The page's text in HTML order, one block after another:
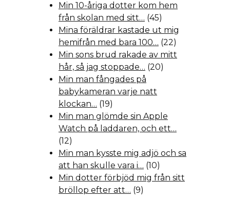
Min 10-åriga dotter kom hem
från skolan med sitt… (45)
Mina föräldrar kastade ut mig
hemifrån med bara 100… (22)
Min sons brud rakade av mitt
hår, så jag stoppade… (20)
Min man fångades på
babykameran varje natt
klockan… (19)
Min man glömde sin Apple
Watch på laddaren, och ett…
(12)
Min man kysste mig adjö och sa
att han skulle vara i… (10)
Min dotter förbjöd mig från sitt
bröllop efter att… (9)